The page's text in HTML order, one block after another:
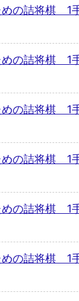
めの詰将棋 1
めの詰将棋 1
めの詰将棋 1
めの詰将棋 1
めの詰将棋 1
めの詰将棋 1